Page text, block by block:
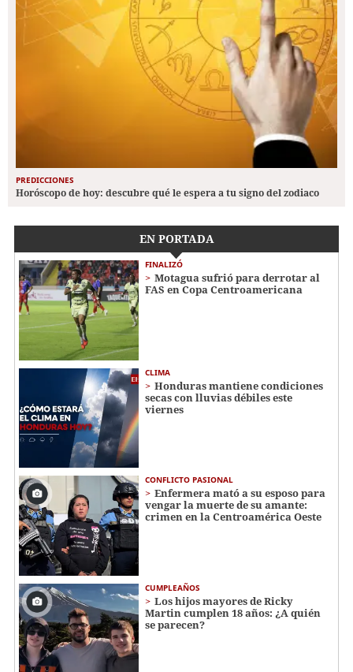
PREDICCIONES
Horóscopo de hoy: descubre qué le espera a tu signo del zodiaco
EN PORTADA
FINALIZÓ
Motagua sufrió para derrotar al
FAS en Copa Centroamericana
CLIMA
Honduras mantiene condiciones
secas con lluvias débiles este
viernes
CONFLICTO PASIONAL
Enfermera mató a su esposo para
vengar la muerte de su amante:
crimen en la Centroamérica Oeste
CUMPLEAÑOS
Los hijos mayores de Ricky
Martin cumplen 18 años: ¿A quién
se parecen?